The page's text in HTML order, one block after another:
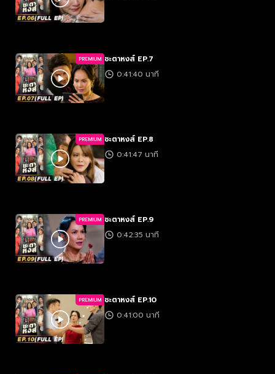
PREMIUM ชะตาหงส์ EP.7
0:41:40 นาที
PREMIUM ชะตาหงส์ EP.8
0:41:47 นาที
PREMIUM ชะตาหงส์ EP.9
0:42:35 นาที
PREMIUM ชะตาหงส์ EP.10
0:41:00 นาที